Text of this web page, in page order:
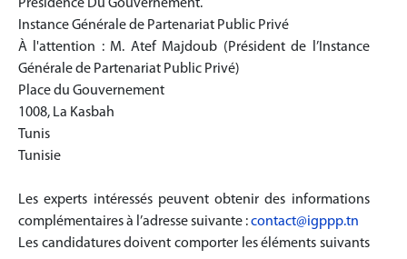
Présidence Du Gouvernement.
Instance Générale de Partenariat Public Privé
À l'attention : M. Atef Majdoub (Président de l’Instance
Générale de Partenariat Public Privé)
Place du Gouvernement
1008, La Kasbah
Tunis
Tunisie
Les experts intéressés peuvent obtenir des informations
complémentaires à l’adresse suivante :contact@igppp.tn
Les candidatures doivent comporter les éléments suivants